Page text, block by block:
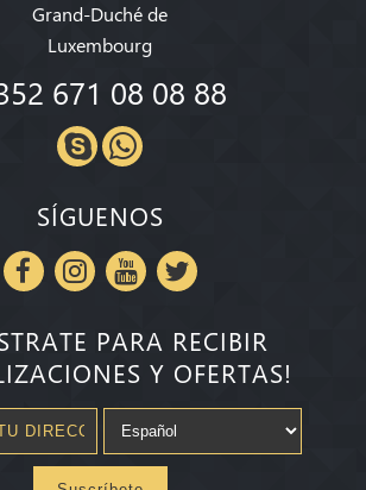
Grand-Duché de
Luxembourg
671 08 08 88
SÍGUENOS
PARA RECIBIR
Y OFERTAS!